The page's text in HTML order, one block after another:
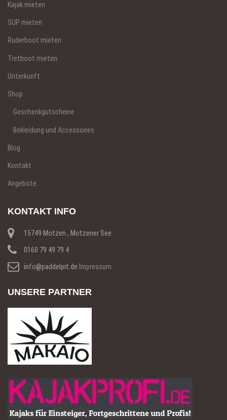
Kajak mieten
SUP mieten
Ruderboot mieten
Tretboot mieten
Unterkunft
Shop
Geschenkgutscheine
Bekleidung und Accessoires
Blog
Kontakt
Angebote
KONTAKT INFO
15749 Motzen , Motzener See
0160 79 49 79 4
info@paddelpit.de Impressum
UNSERE PARTNER